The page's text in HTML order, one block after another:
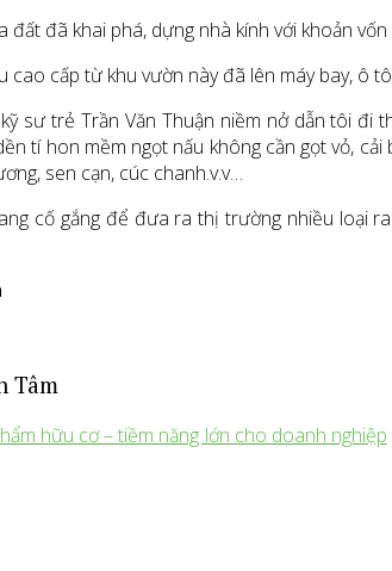
đất đã khai phá, dựng nhà kính với khoản
cao cấp từ khu vườn này đã lên máy bay, ô
sư trẻ Trần Văn Thuận niềm nở dẫn tôi đi
tí hon mềm ngọt nấu không cần gọt vỏ,
sen cạn, cúc chanh.v.v…
cố gắng để đưa ra thị trường nhiều loại
Tâm
hữu cơ – tiềm năng lớn cho doanh nghiệp